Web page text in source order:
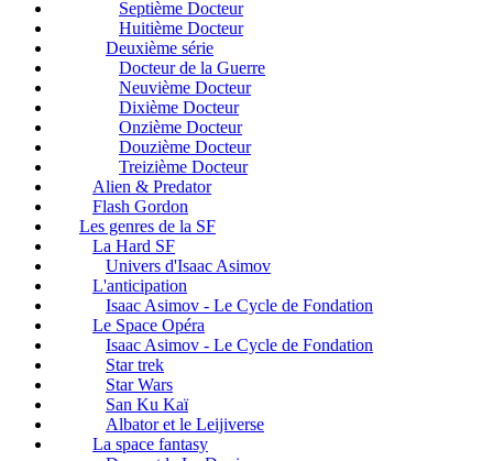
Septième Docteur
Huitième Docteur
Deuxième série
Docteur de la Guerre
Neuvième Docteur
Dixième Docteur
Onzième Docteur
Douzième Docteur
Treizième Docteur
Alien & Predator
Flash Gordon
Les genres de la SF
La Hard SF
Univers d'Isaac Asimov
L'anticipation
Isaac Asimov - Le Cycle de Fondation
Le Space Opéra
Isaac Asimov - Le Cycle de Fondation
Star trek
Star Wars
San Ku Kaï
Albator et le Leijiverse
La space fantasy